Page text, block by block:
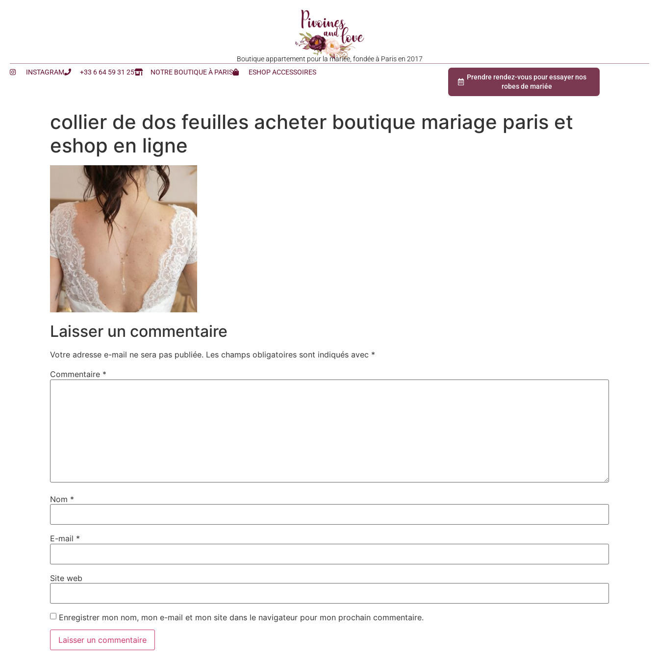
Boutique appartement pour la mariée, fondée à Paris en 2017
INSTAGRAM
+33 6 64 59 31 25 NOTRE BOUTIQUE À PARIS ESHOP ACCESSOIRES
Prendre rendez-vous pour essayer nos
robes de mariée
collier de dos feuilles acheter boutique mariage paris et
eshop en ligne
Laisser un commentaire
Votre adresse e-mail ne sera pas publiée. Les champs obligatoires sont indiqués avec *
Commentaire *
Nom *
E-mail *
Site web
Enregistrer mon nom, mon e-mail et mon site dans le navigateur pour mon prochain commentaire.